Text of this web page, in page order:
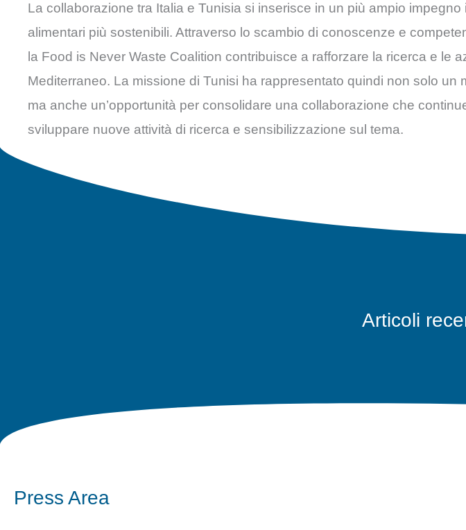
La collaborazione tra Italia e Tunisia si inserisce in un più ampio
alimentari più sostenibili. Attraverso lo scambio di conoscenze e
la Food is Never Waste Coalition contribuisce a rafforzare la ricerca e le
Mediterraneo. La missione di Tunisi ha rappresentato quindi non solo un
ma anche un’opportunità per consolidare una collaborazione che
sviluppare nuove attività di ricerca e sensibilizzazione sul tema.
Articoli
Press Area